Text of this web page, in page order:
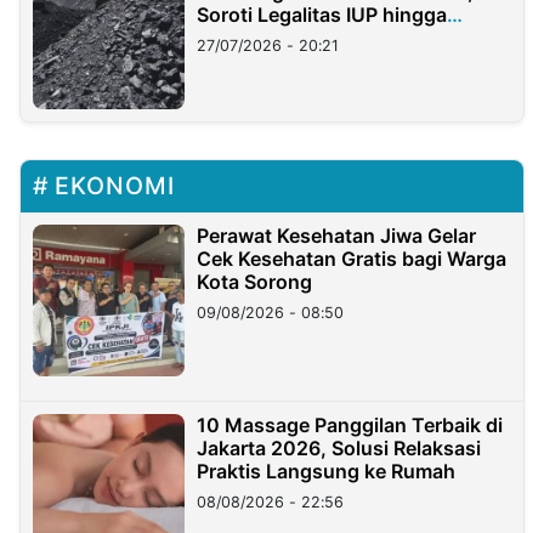
Soroti Legalitas IUP hingga
Stockpile
27/07/2026 - 20:21
EKONOMI
Perawat Kesehatan Jiwa Gelar
Cek Kesehatan Gratis bagi Warga
Kota Sorong
09/08/2026 - 08:50
10 Massage Panggilan Terbaik di
Jakarta 2026, Solusi Relaksasi
Praktis Langsung ke Rumah
08/08/2026 - 22:56